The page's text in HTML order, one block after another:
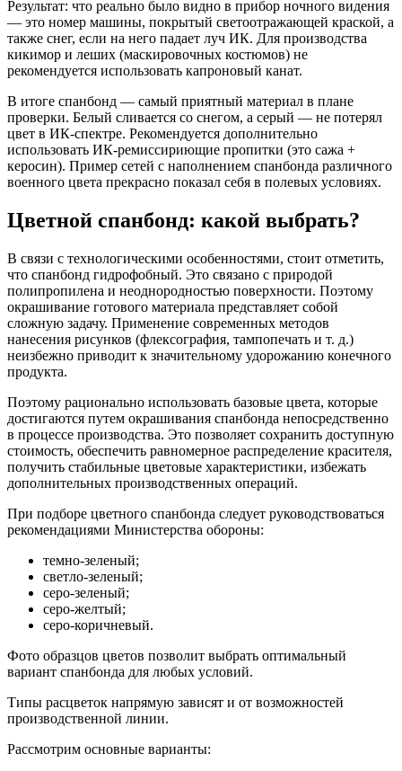
Результат: что реально было видно в прибор ночного видения
— это номер машины, покрытый светоотражающей краской, а
также снег, если на него падает луч ИК. Для производства
кикимор и леших (маскировочных костюмов) не
рекомендуется использовать капроновый канат.
В итоге спанбонд — самый приятный материал в плане
проверки. Белый сливается со снегом, а серый — не потерял
цвет в ИК-спектре. Рекомендуется дополнительно
использовать ИК-ремиссириющие пропитки (это сажа +
керосин). Пример сетей с наполнением спанбонда различного
военного цвета прекрасно показал себя в полевых условиях.
Цветной спанбонд: какой выбрать?
В связи с технологическими особенностями, стоит отметить,
что спанбонд гидрофобный. Это связано с природой
полипропилена и неоднородностью поверхности. Поэтому
окрашивание готового материала представляет собой
сложную задачу. Применение современных методов
нанесения рисунков (флексография, тампопечать и т. д.)
неизбежно приводит к значительному удорожанию конечного
продукта.
Поэтому рационально использовать базовые цвета, которые
достигаются путем окрашивания спанбонда непосредственно
в процессе производства. Это позволяет сохранить доступную
стоимость, обеспечить равномерное распределение красителя,
получить стабильные цветовые характеристики, избежать
дополнительных производственных операций.
При подборе цветного спанбонда следует руководствоваться
рекомендациями Министерства обороны:
темно-зеленый;
светло-зеленый;
серо-зеленый;
серо-желтый;
серо-коричневый.
Фото образцов цветов позволит выбрать оптимальный
вариант спанбонда для любых условий.
Типы расцветок напрямую зависят и от возможностей
производственной линии.
Рассмотрим основные варианты: